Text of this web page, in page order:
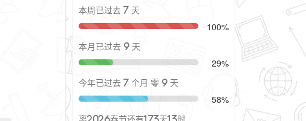
本周已过去 7 天
100%
本月已过去 9 天
29%
今年已过去 7 个月 零 9 天
58%
离2026春节还有173天13时